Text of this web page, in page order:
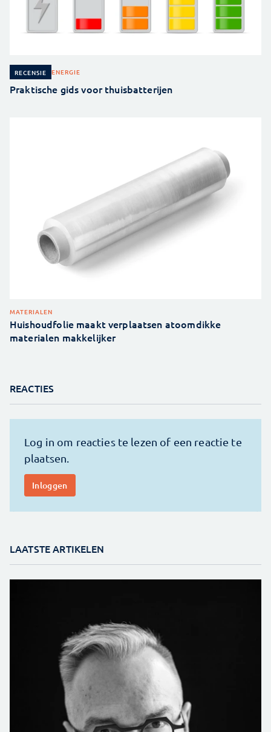
RECENSIE ENERGIE
Praktische gids voor thuisbatterijen
MATERIALEN
Huishoudfolie maakt verplaatsen atoomdikke
materialen makkelijker
REACTIES
LAATSTE ARTIKELEN